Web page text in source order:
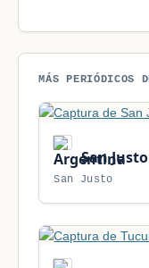
MÁS PERIÓDICOS
San
San Justo